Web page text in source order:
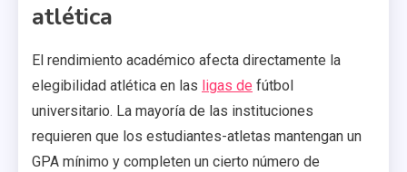
atlética
El rendimiento académico afecta directamente la
elegibilidad atlética en las ligas de fútbol
universitario. La mayoría de las instituciones
requieren que los estudiantes-atletas mantengan un
GPA mínimo y completen un cierto número de